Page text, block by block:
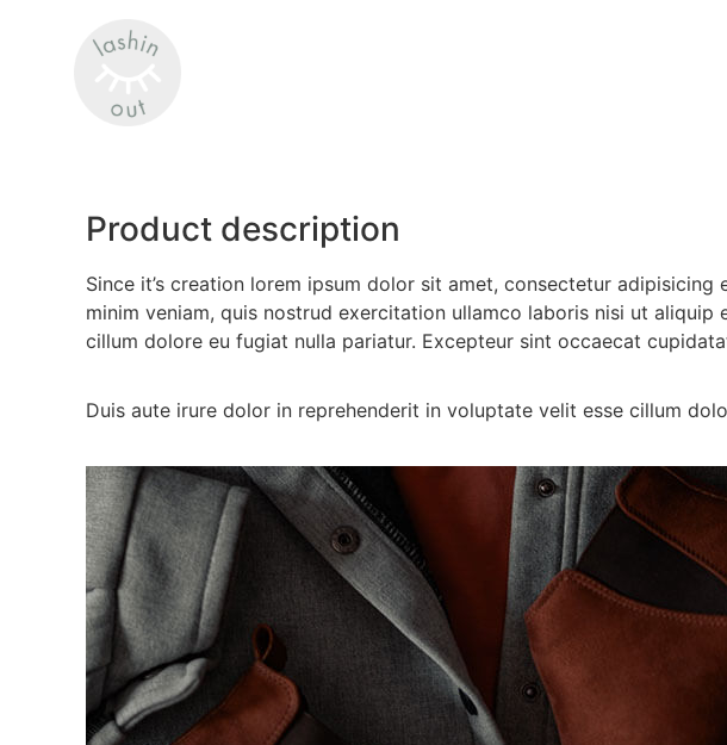
Product description
Since it’s creation lorem ipsum dolor sit amet, consectetur
minim veniam, quis nostrud exercitation ullamco laboris nisi ut
cillum dolore eu fugiat nulla pariatur. Excepteur sint occaecat
Duis aute irure dolor in reprehenderit in voluptate velit esse cillum